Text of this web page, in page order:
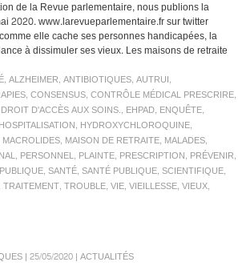
de la Revue parlementaire, nous publions la
2020. www.larevueparlementaire.fr sur twitter
elle cache ses personnes handicapées, la
à dissimuler ses vieux. Les maisons de retraite
, ALZHEIMER, ANTIBIOTIQUES, AUTRUI,
, CONSENSUS, CONTRÔLE MÉDICAL PRESCRIRE,
DROIT D'ACCÈS AUX SOINS., EHPAD, ENQUÊTE,
HOSPITALISATION, HYDROXYCHLOROQUINE,
MACROLIDES, MAISON DE RETRAITE, MALADES,
, PERSONNEL, PLAINTE, PRESCRIPTION, PRÉVENIR,
, SANTÉ, SANTÉ PUBLIQUE, SCIENTIFIQUE,
TRAITEMENT, TROUBLE, VIE, VIEILLESSE, VIEUX,
| 25/05/2020 | ACTUALITÉS